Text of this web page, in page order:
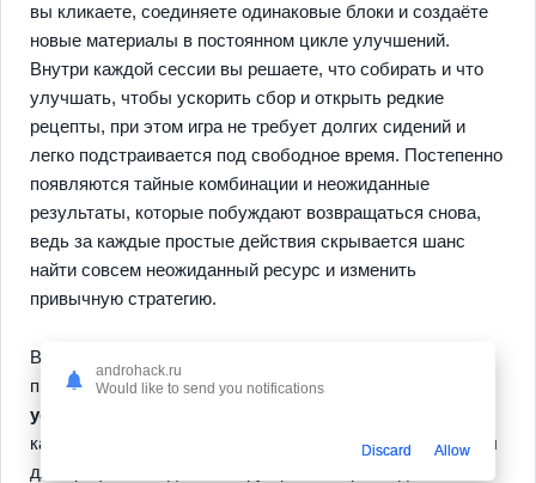
вы кликаете, соединяете одинаковые блоки и создаёте
новые материалы в постоянном цикле улучшений.
Внутри каждой сессии вы решаете, что собирать и что
улучшать, чтобы ускорить сбор и открыть редкие
рецепты, при этом игра не требует долгих сидений и
легко подстраивается под свободное время. Постепенно
появляются тайные комбинации и неожиданные
результаты, которые побуждают возвращаться снова,
ведь за каждые простые действия скрывается шанс
найти совсем неожиданный ресурс и изменить
привычную стратегию.
В основе геймплея лежат понятные правила и ясный
прогресс, аавтосбор, комбинирование предметов,
ускорители
как увеличиваются доходы и открываются новые слоты
для крафта, что делает игру приятно прикладной.
androhack.ru
Would like to send you notifications
Discard Allow